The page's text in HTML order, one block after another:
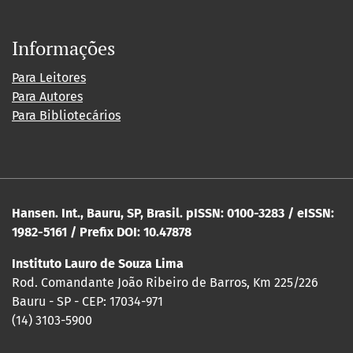
Informações
Para Leitores
Para Autores
Para Bibliotecários
Hansen. Int., Bauru, SP, Brasil. pISSN: 0100-3283 / eISSN:
1982-5161 / Prefix DOI: 10.47878
Instituto Lauro de Souza Lima
Rod. Comandante João Ribeiro de Barros, Km 225/226
Bauru - SP - CEP: 17034-971
(14) 3103-5900